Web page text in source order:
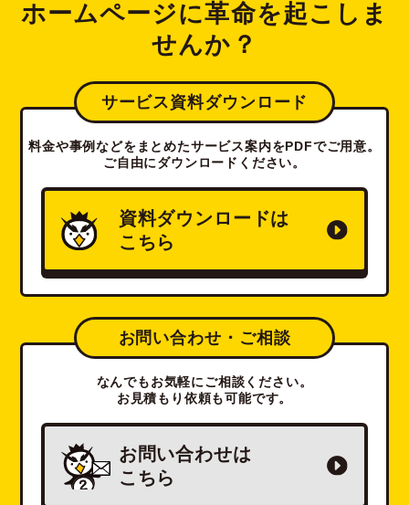
ホームページに革命を起こしま
せんか？
サービス資料ダウンロード
料金や事例などをまとめたサービス案内をPDFでご用意。
ご自由にダウンロードください。
資料ダウンロードは
こちら
お問い合わせ・ご相談
なんでもお気軽にご相談ください。
お見積もり依頼も可能です。
お問い合わせは
こちら